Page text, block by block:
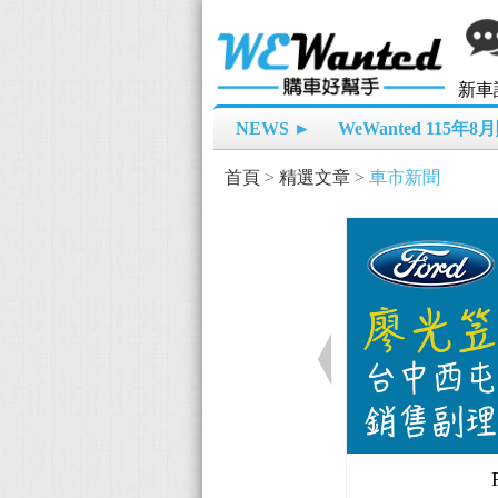
新車
NEWS ► WeWanted 115年8
首頁 > 精選文章 > 車市新聞